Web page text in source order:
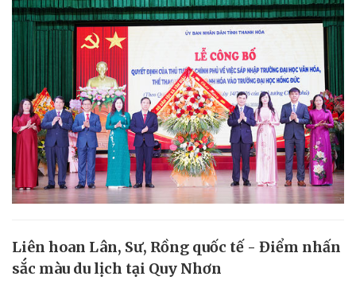
Liên hoan Lân, Sư, Rồng quốc tế - Điểm nhấn
sắc màu du lịch tại Quy Nhơn